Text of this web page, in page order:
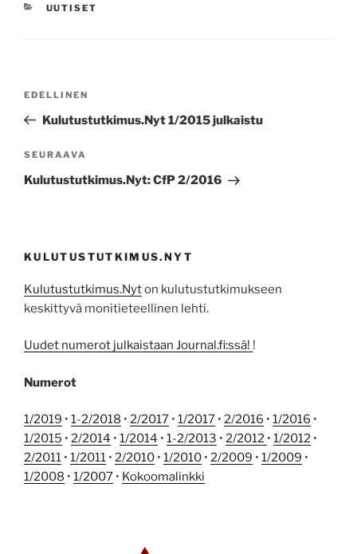
KATEGORIAT
UUTISET
Edellinen
artikkeli
EDELLINEN
Kulutustutkimus.Nyt 1/2015 julkaistu
Seuraava
artikkeli
SEURAAVA
Kulutustutkimus.Nyt: CfP 2/2016
KULUTUSTUTKIMUS.NYT
Kulutustutkimus.Nyton kulutustutkimukseen
keskittyvä monitieteellinen lehti.
Uudet numerot julkaistaan Journal.fi:ssä! !
Numerot
1/2019 • 1-2/2018 • 2/2017 • 1/2017 • 2/2016 • 1/2016 •
1/2015 • 2/2014 • 1/2014 • 1-2/2013 • 2/2012 • 1/2012 •
2/2011 • 1/2011 • 2/2010 • 1/2010 • 2/2009 • 1/2009 •
1/2008 • 1/2007 • Kokoomalinkki